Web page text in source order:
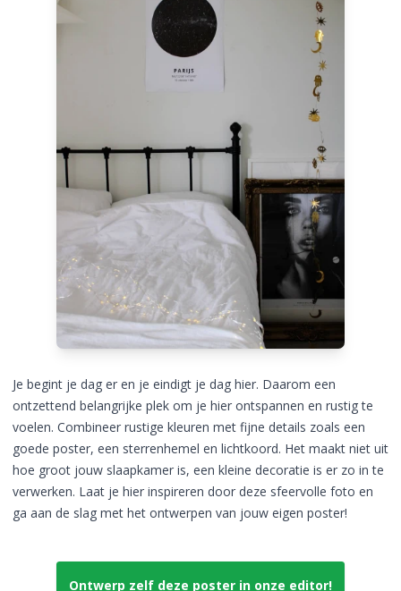
Je begint je dag er en je eindigt je dag hier. Daarom een
ontzettend belangrijke plek om je hier ontspannen en rustig te
voelen. Combineer rustige kleuren met fijne details zoals een
goede poster, een sterrenhemel en lichtkoord. Het maakt niet uit
hoe groot jouw slaapkamer is, een kleine decoratie is er zo in te
verwerken. Laat je hier inspireren door deze sfeervolle foto en
ga aan de slag met het ontwerpen van jouw eigen poster!
Ontwerp zelf deze poster in onze editor!